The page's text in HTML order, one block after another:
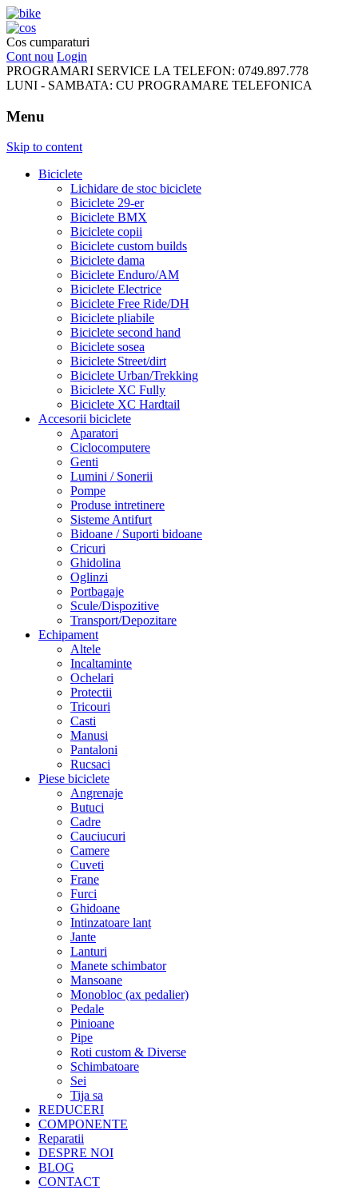
FreeRideBikes
Cos cumparaturi
Cont nou Login
PROGRAMARI SERVICE LA TELEFON: 0749.897.778
LUNI - SAMBATA: CU PROGRAMARE TELEFONICA
Menu
Skip to content
Biciclete
Lichidare de stoc biciclete
Biciclete 29-er
Biciclete BMX
Biciclete copii
Biciclete custom builds
Biciclete dama
Biciclete Enduro/AM
Biciclete Electrice
Biciclete Free Ride/DH
Biciclete pliabile
Biciclete second hand
Biciclete sosea
Biciclete Street/dirt
Biciclete Urban/Trekking
Biciclete XC Fully
Biciclete XC Hardtail
Accesorii biciclete
Aparatori
Ciclocomputere
Genti
Lumini / Sonerii
Pompe
Produse intretinere
Sisteme Antifurt
Bidoane / Suporti bidoane
Cricuri
Ghidolina
Oglinzi
Portbagaje
Scule/Dispozitive
Transport/Depozitare
Echipament
Altele
Incaltaminte
Ochelari
Protectii
Tricouri
Casti
Manusi
Pantaloni
Rucsaci
Piese biciclete
Angrenaje
Butuci
Cadre
Cauciucuri
Camere
Cuveti
Frane
Furci
Ghidoane
Intinzatoare lant
Jante
Lanturi
Manete schimbator
Mansoane
Monobloc (ax pedalier)
Pedale
Pinioane
Pipe
Roti custom & Diverse
Schimbatoare
Sei
Tija sa
REDUCERI
COMPONENTE
Reparatii
DESPRE NOI
BLOG
CONTACT